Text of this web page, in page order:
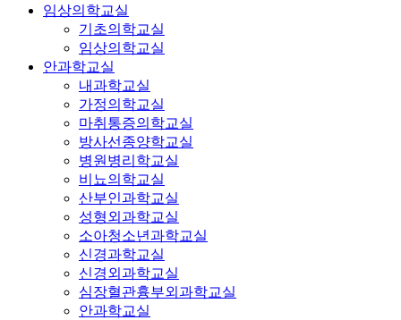
임상의학교실
기초의학교실
임상의학교실
안과학교실
내과학교실
가정의학교실
마취통증의학교실
방사선종양학교실
병원병리학교실
비뇨의학교실
산부인과학교실
성형외과학교실
소아청소년과학교실
신경과학교실
신경외과학교실
심장혈관흉부외과학교실
안과학교실